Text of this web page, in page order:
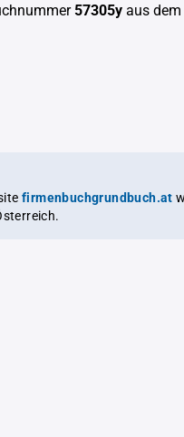
57305y aus dem
firmenbuchgrundbuch.at weitergeleitet,